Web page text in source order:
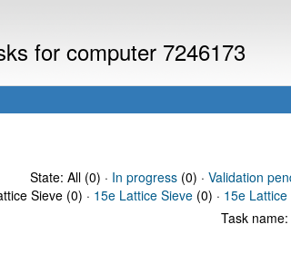
for computer 7246173
State: All (0) · In progress(0) · Validation
Sieve (0) · 15e Lattice Sieve (0) · 15e
Task name: